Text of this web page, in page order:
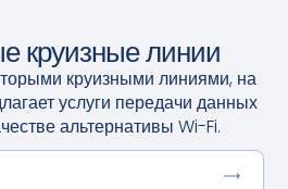
круизные линии
круизными линиями, на
услуги передачи данных
альтернативы Wi-Fi.